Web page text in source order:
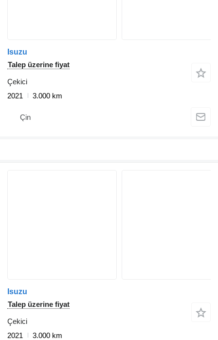
Isuzu
Talep üzerine fiyat
Çekici
2021
3.000 km
Çin
Isuzu
Talep üzerine fiyat
Çekici
2021
3.000 km